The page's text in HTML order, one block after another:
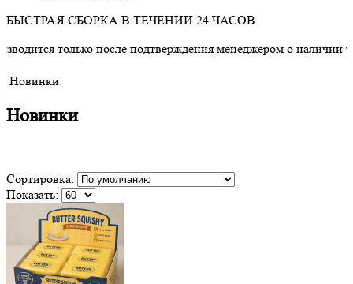
БЫСТРАЯ СБОРКА В ТЕЧЕНИИ 24 ЧАСОВ
после подтверждения менеджером о наличии товара.
Новинки
Новинки
Сортировка:
Показать: